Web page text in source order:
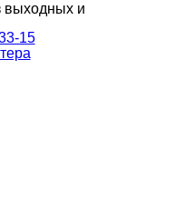
выходных и
15